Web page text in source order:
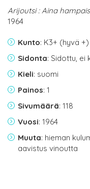
Arijoutsi : Aina
1964
Kunto: K3+ (hyvä +)
Sidonta: Sidottu, ei
Kieli: suomi
Painos: 1
Sivumäärä: 118
Vuosi: 1964
Muuta: hieman
aavistus vinoutta